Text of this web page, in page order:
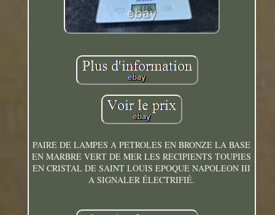
PAIRE DE LAMPES A PETROLES EN BRONZE LA BASE
EN MARBRE VERT DE MER LES RECIPIENTS TOUPIES
EN CRISTAL DE SAINT LOUIS EPOQUE NAPOLEON III
A SIGNALER ÉLECTRIFIÉ.